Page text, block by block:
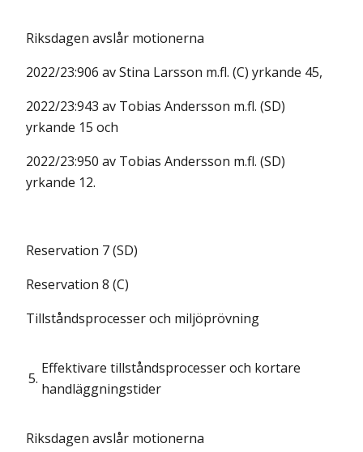
Riksdagen avslår motionerna
2022/23:906 av Stina Larsson m.fl. (C) yrkande 45,
2022/23:943 av Tobias Andersson m.fl. (SD)
yrkande 15 och
2022/23:950 av Tobias Andersson m.fl. (SD)
yrkande 12.
Reservation 7 (SD)
Reservation 8 (C)
Tillståndsprocesser och miljöprövning
5.
Effektivare tillståndsprocesser och kortare
handläggningstider
Riksdagen avslår motionerna